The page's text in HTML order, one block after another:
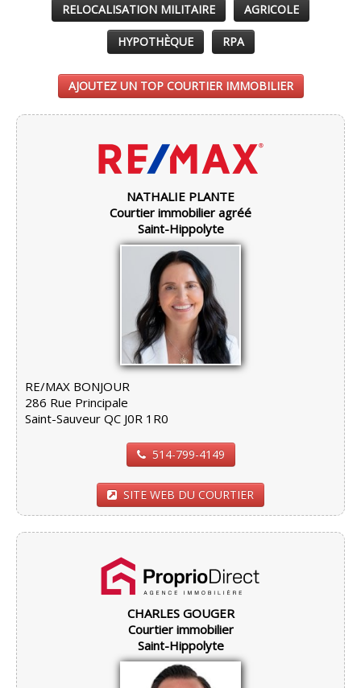
RELOCALISATION MILITAIRE AGRICOLE
HYPOTHÈQUE RPA
AJOUTEZ UN TOP COURTIER IMMOBILIER
NATHALIE PLANTE
Courtier immobilier agréé
Saint-Hippolyte
RE/MAX BONJOUR
286 Rue Principale
Saint-Sauveur QC J0R 1R0
514-799-4149
SITE WEB DU COURTIER
CHARLES GOUGER
Courtier immobilier
Saint-Hippolyte